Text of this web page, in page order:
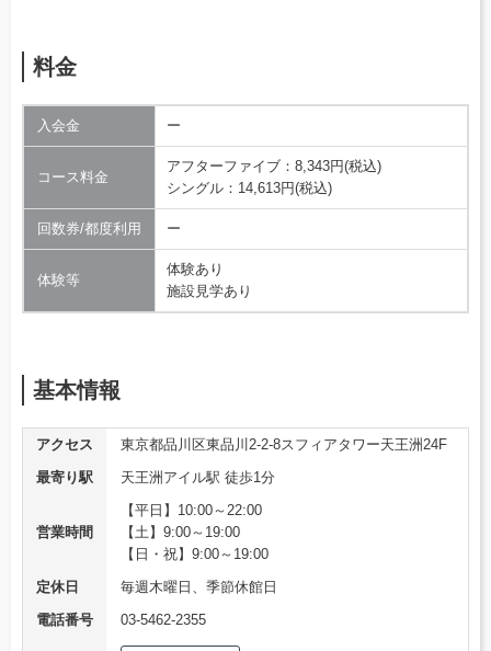
料金
入会金 ー
コース料金
アフターファイブ：8,343円(税込)
シングル：14,613円(税込)
回数券/都度利用 ー
体験等
体験あり
施設見学あり
基本情報
アクセス
東京都品川区東品川2-2-8スフィアタワー天王洲24F
最寄り駅
天王洲アイル駅 徒歩1分
営業時間
【平日】10:00～22:00
【土】9:00～19:00
【日・祝】9:00～19:00
定休日
毎週木曜日、季節休館日
電話番号
03-5462-2355